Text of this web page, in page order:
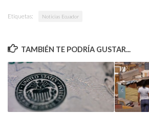
Etiquetas: Noticias Ecuador
TAMBIÉN TE PODRÍA GUSTAR...